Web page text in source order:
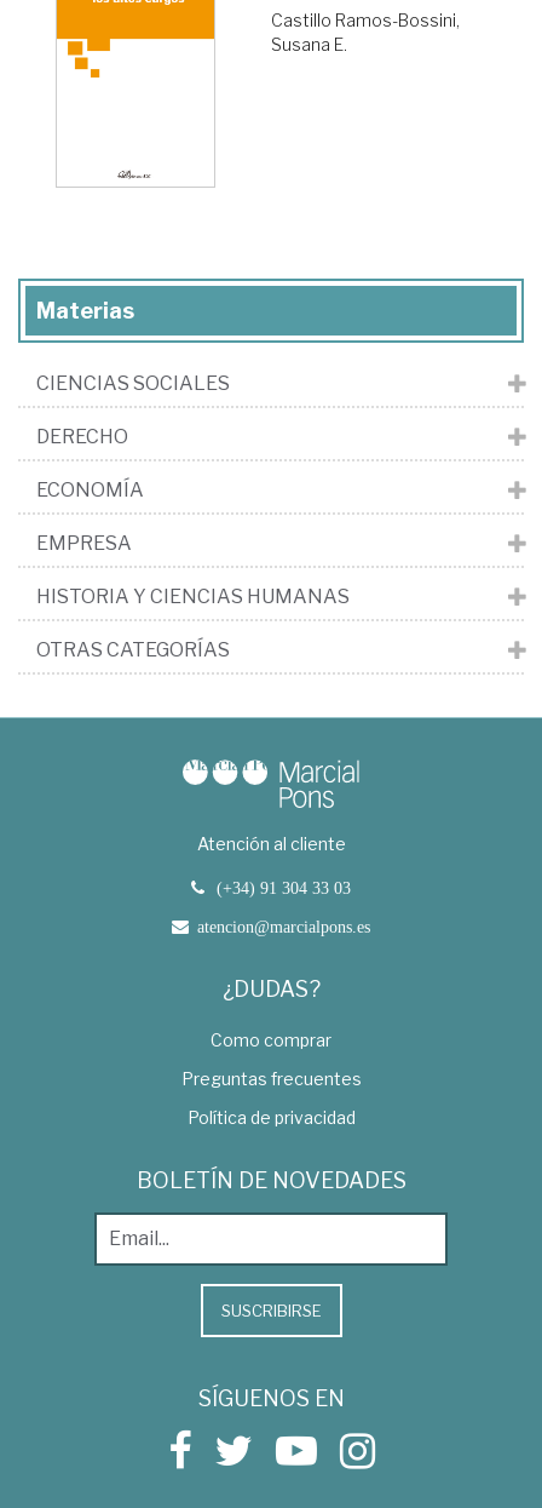
Castillo Ramos-Bossini,
Susana E.
Materias
CIENCIAS SOCIALES
DERECHO
ECONOMÍA
EMPRESA
HISTORIA Y CIENCIAS HUMANAS
OTRAS CATEGORÍAS
Atención al cliente
(+34) 91 304 33 03
atencion@marcialpons.es
¿DUDAS?
Como comprar
Preguntas frecuentes
Política de privacidad
BOLETÍN DE NOVEDADES
SUSCRIBIRSE
SÍGUENOS EN